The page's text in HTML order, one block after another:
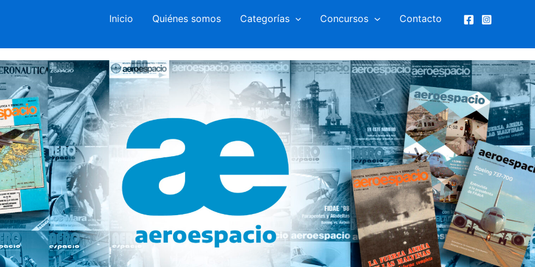
Inicio Quiénes somos Categorías Concursos Contacto